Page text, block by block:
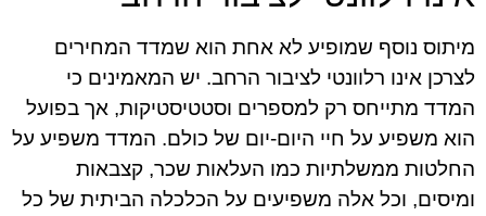
מיתוס נוסף שמופיע לא אחת הוא שמדד המחירים
לצרכן אינו רלוונטי לציבור הרחב. יש המאמינים כי
המדד מתייחס רק למספרים וסטטיסטיקות, אך בפועל
הוא משפיע על חיי היום-יום של כולם. המדד משפיע על
החלטות ממשלתיות כמו העלאות שכר, קצבאות
ומיסים, וכל אלה משפיעים על הכלכלה הביתית של כל